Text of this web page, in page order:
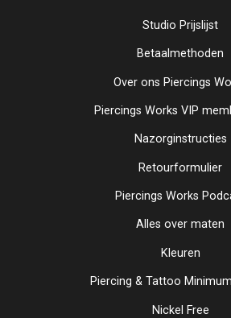
Studio Prijslijst
Betaalmethoden
Over ons Piercings
Piercings Works VIP
Nazorginstructies
Retourformulier
Piercings Works
Alles over maten
Kleuren
Piercing & Tattoo
Nickel Free